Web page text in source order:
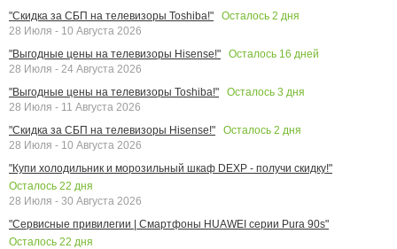
"Скидка за СБП на телевизоры Toshiba!"
Осталось 2 дня
28 Июля - 10 Августа 2026
"Выгодные цены на телевизоры Hisense!"
Осталось 16 дней
28 Июля - 24 Августа 2026
"Выгодные цены на телевизоры Toshiba!"
Осталось 3 дня
28 Июля - 11 Августа 2026
"Скидка за СБП на телевизоры Hisense!"
Осталось 2 дня
28 Июля - 10 Августа 2026
"Купи холодильник и морозильный шкаф DEXP - получи скидку!"
Осталось 22 дня
28 Июля - 30 Августа 2026
"Сервисные привилегии | Смартфоны HUAWEI серии Pura 90s"
Осталось 22 дня